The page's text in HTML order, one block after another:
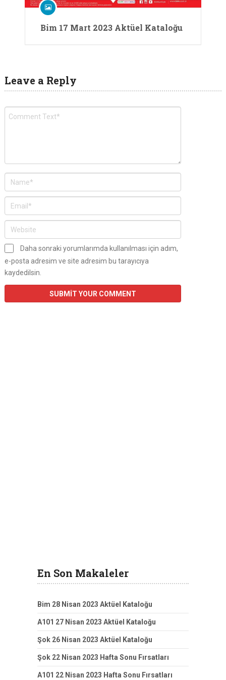
Bim 17 Mart 2023 Aktüel Kataloğu
Leave a Reply
Daha sonraki yorumlarımda kullanılması için adım,
e-posta adresim ve site adresim bu tarayıcıya
kaydedilsin.
En Son Makaleler
Bim 28 Nisan 2023 Aktüel Kataloğu
A101 27 Nisan 2023 Aktüel Kataloğu
Şok 26 Nisan 2023 Aktüel Kataloğu
Şok 22 Nisan 2023 Hafta Sonu Fırsatları
A101 22 Nisan 2023 Hafta Sonu Fırsatları